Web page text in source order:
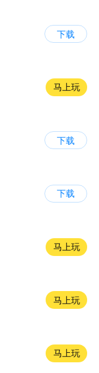
下载
马上玩
下载
下载
马上玩
马上玩
马上玩